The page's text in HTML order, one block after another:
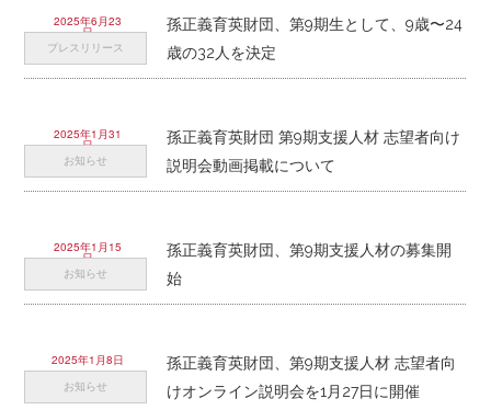
2025年6月23
日
プレスリリース
孫正義育英財団、第9期生として、9歳〜24
歳の32人を決定
2025年1月31
日
お知らせ
孫正義育英財団 第9期支援人材 志望者向け
説明会動画掲載について
2025年1月15
日
お知らせ
孫正義育英財団、第9期支援人材の募集開
始
2025年1月8日
お知らせ
孫正義育英財団、第9期支援人材 志望者向
けオンライン説明会を1月27日に開催